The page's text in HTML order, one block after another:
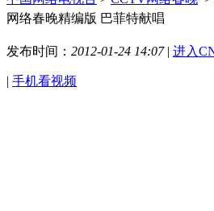
网络春晚精编版 巴菲特献唱
发布时间： 2012-01-24 14:07| 进入
| 手机看视频